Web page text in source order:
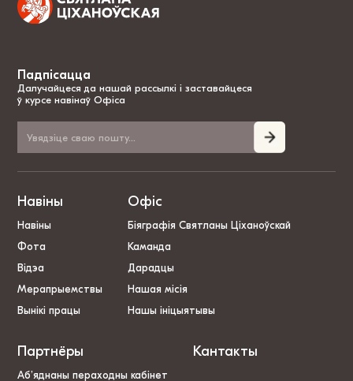
Падпісацца
Далучайцеся да нашай рассылкі і заставайцеся
ў курсе навінаў Офіса
Навіны
Навіны
Фота
Відэа
Мерапрыемствы
Вынікі працы
Офіс
Біяграфія Святланы Ціханоўскай
Каманда
Дарадцы
Нашая місія
Нашы ініцыятывы
Партнёры
Аб’яднаны пераходны кабінет
Кантакты